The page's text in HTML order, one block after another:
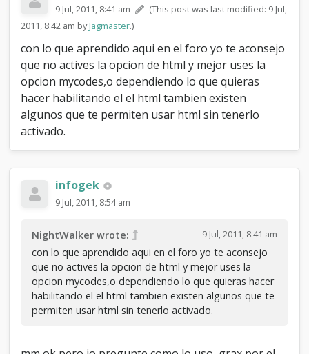
m
9 Jul, 2011, 8:41 am
(This post was last modified: 9 Jul,
2011, 8:42 am byJagmaster.)
con lo que aprendido aqui en el foro yo te aconsejo
que no actives la opcion de html y mejor uses la
opcion mycodes,o dependiendo lo que quieras
hacer habilitando el el html tambien existen
algunos que te permiten usar html sin tenerlo
activado.
infogek
9 Jul, 2011, 8:54 am
9 Jul, 2011, 8:41 am
NightWalker wrote:
con lo que aprendido aqui en el foro yo te aconsejo
que no actives la opcion de html y mejor uses la
opcion mycodes,o dependiendo lo que quieras hacer
habilitando el el html tambien existen algunos que te
permiten usar html sin tenerlo activado.